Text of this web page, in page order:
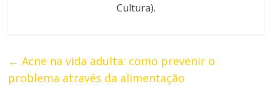
Cultura).
← Acne na vida adulta: como prevenir o
problema através da alimentação